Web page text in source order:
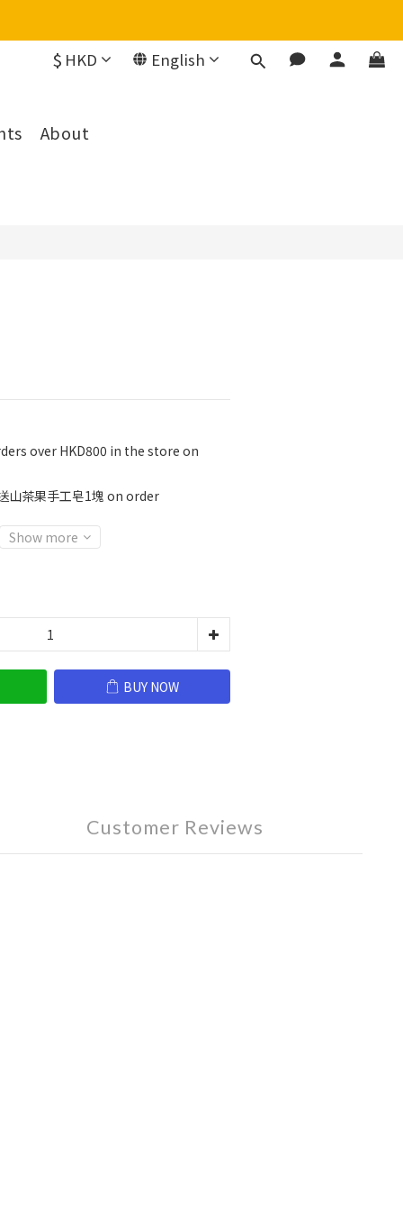
$ HKD English
About
over HKD800 in the store on
山茶果手工皂1塊 on order
Show more
BUY NOW
Customer Reviews
BUY NOW